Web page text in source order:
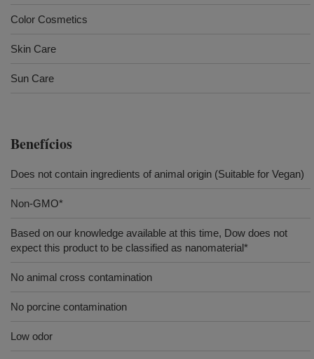
Color Cosmetics
Skin Care
Sun Care
Benefícios
Does not contain ingredients of animal origin (Suitable for Vegan)
Non-GMO*
Based on our knowledge available at this time, Dow does not
expect this product to be classified as nanomaterial*
No animal cross contamination
No porcine contamination
Low odor